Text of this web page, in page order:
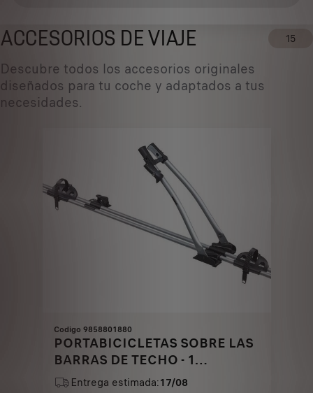
ACCESORIOS DE VIAJE 15
Descubre todos los accesorios originales
diseñados ​​para tu coche y adaptados a tus
necesidades.
Codigo 9858801880
PORTABICICLETAS SOBRE LAS
BARRAS DE TECHO - 1
BICICLETA
Entrega estimada:17/08